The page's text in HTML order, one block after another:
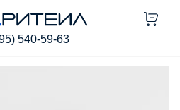
540-59-63
AR ECO LONG 80W 7500Lm
Призма